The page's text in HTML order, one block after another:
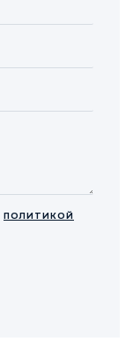
ПОЛИТИКОЙ